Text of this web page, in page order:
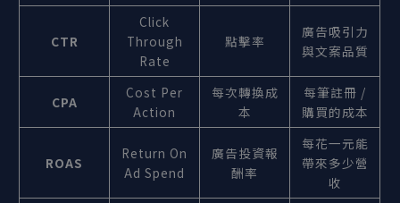
CTR
Click
Through
Rate
點擊率
廣告吸引力
與文案品質
CPA
Cost Per
Action
每次轉換成
本
每筆註冊 /
購買的成本
ROAS
Return On
Ad Spend
廣告投資報
酬率
每花一元能
帶來多少營
收